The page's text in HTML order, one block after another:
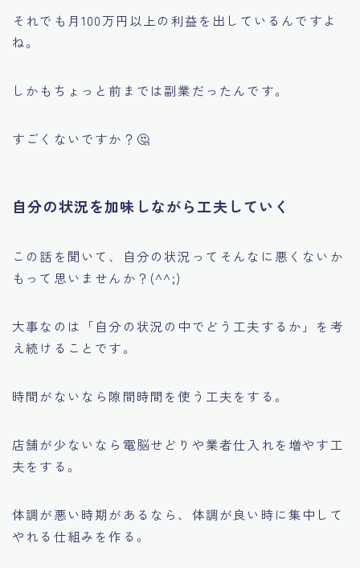
それでも月100万円以上の利益を出しているんですよ
ね。
しかもちょっと前までは副業だったんです。
すごくないですか？🤔
自分の状況を加味しながら工夫していく
この話を聞いて、自分の状況ってそんなに悪くないか
もって思いませんか？(^^;)
大事なのは「自分の状況の中でどう工夫するか」を考
え続けることです。
時間がないなら隙間時間を使う工夫をする。
店舗が少ないなら電脳せどりや業者仕入れを増やす工
夫をする。
体調が悪い時期があるなら、体調が良い時に集中して
やれる仕組みを作る。